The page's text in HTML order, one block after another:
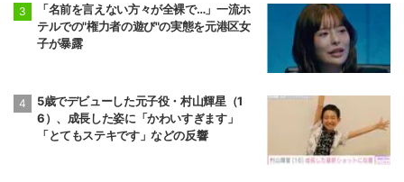
「名前を言えない方々が全裸で…」一流ホ
テルでの"権力者の遊び"の実態を元港区女
子が暴露
5歳でデビューした元子役・村山輝星（1
6）、成長した姿に「かわいすぎます」
「とてもステキです」などの反響